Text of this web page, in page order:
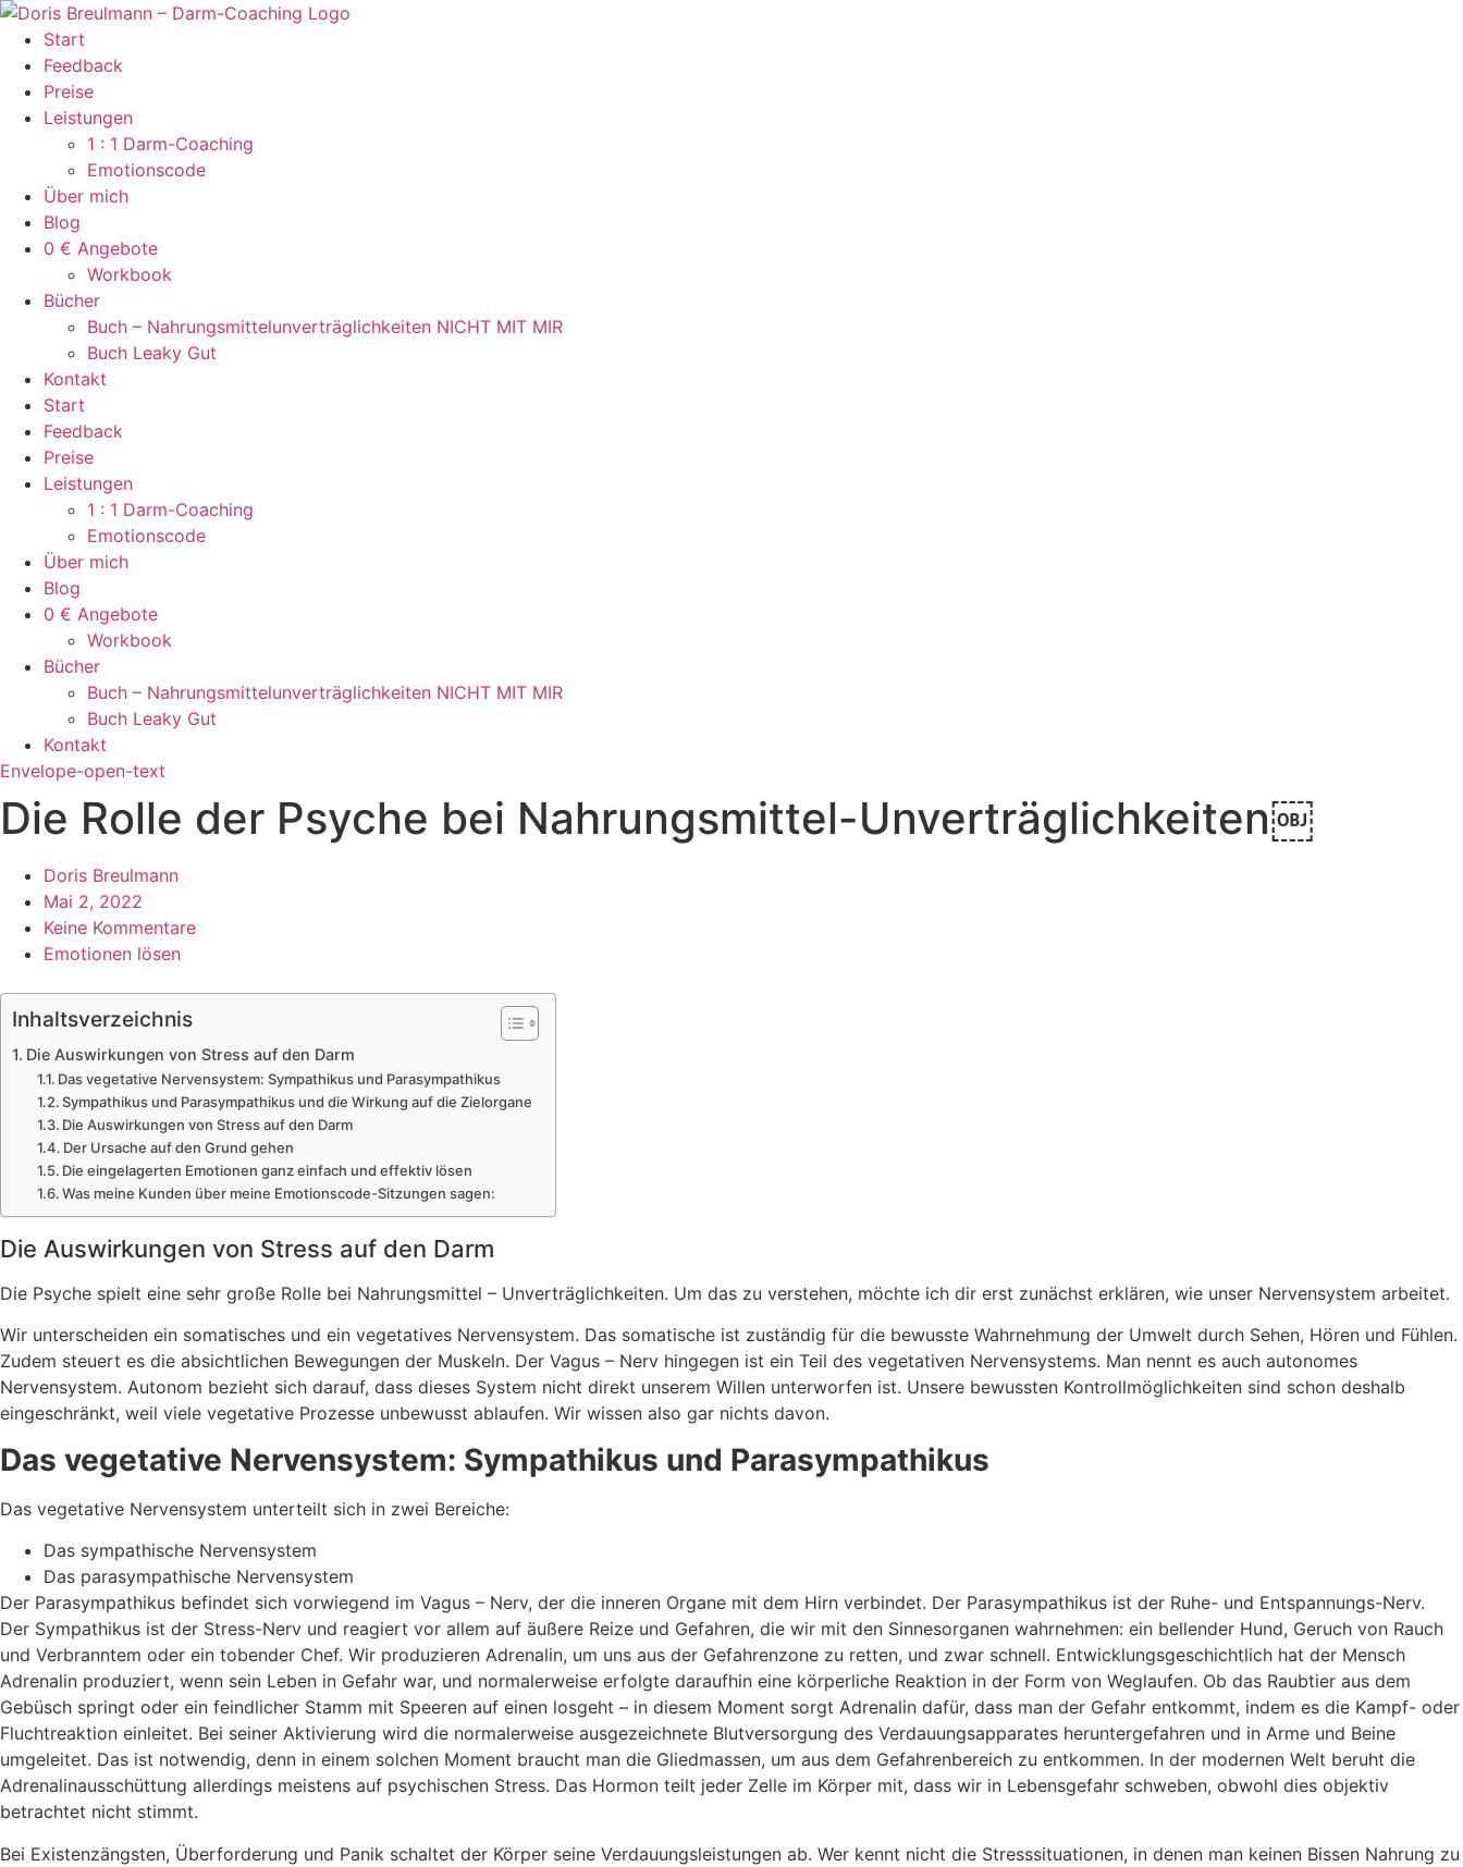
Zum
Inhalt
springen
Start
Feedback
Preise
Leistungen
1 : 1 Darm-Coaching
Emotionscode
Über mich
Blog
0 € Angebote
Workbook
Bücher
Buch – Nahrungsmittelunverträglichkeiten NICHT MIT MIR
Buch Leaky Gut
Kontakt
Start
Feedback
Preise
Leistungen
1 : 1 Darm-Coaching
Emotionscode
Über mich
Blog
0 € Angebote
Workbook
Bücher
Buch – Nahrungsmittelunverträglichkeiten NICHT MIT MIR
Buch Leaky Gut
Kontakt
Envelope-open-text
Die Rolle der Psyche bei Nahrungsmittel-Unverträglichkeiten￼
Doris Breulmann
Mai 2, 2022
Keine Kommentare
Emotionen lösen
Inhaltsverzeichnis
Die Auswirkungen von Stress auf den Darm
Das vegetative Nervensystem: Sympathikus und Parasympathikus
Sympathikus und Parasympathikus und die Wirkung auf die Zielorgane
Die Auswirkungen von Stress auf den Darm
Der Ursache auf den Grund gehen
Die eingelagerten Emotionen ganz einfach und effektiv lösen
Was meine Kunden über meine Emotionscode-Sitzungen sagen:
Die Auswirkungen von Stress auf den Darm
Die Psyche spielt eine sehr große Rolle bei Nahrungsmittel – Unverträglichkeiten. Um das zu verstehen, möchte ich dir erst zunächst erklären, wie unser Nervensystem arbeitet.
Wir unterscheiden ein somatisches und ein vegetatives Nervensystem. Das somatische ist zuständig für die bewusste Wahrnehmung der Umwelt durch Sehen, Hören und Fühlen.
Zudem steuert es die absichtlichen Bewegungen der Muskeln. Der Vagus – Nerv hingegen ist ein Teil des vegetativen Nervensystems. Man nennt es auch autonomes
Nervensystem. Autonom bezieht sich darauf, dass dieses System nicht direkt unserem Willen unterworfen ist. Unsere bewussten Kontrollmöglichkeiten sind schon deshalb
eingeschränkt, weil viele vegetative Prozesse unbewusst ablaufen. Wir wissen also gar nichts davon.
Das vegetative Nervensystem: Sympathikus und Parasympathikus
Das vegetative Nervensystem unterteilt sich in zwei Bereiche:
Das sympathische Nervensystem
Das parasympathische Nervensystem
Der Parasympathikus befindet sich vorwiegend im Vagus – Nerv, der die inneren Organe mit dem Hirn verbindet. Der Parasympathikus ist der Ruhe- und Entspannungs-Nerv.
Der Sympathikus ist der Stress-Nerv und reagiert vor allem auf äußere Reize und Gefahren, die wir mit den Sinnesorganen wahrnehmen: ein bellender Hund, Geruch von Rauch
und Verbranntem oder ein tobender Chef. Wir produzieren Adrenalin, um uns aus der Gefahrenzone zu retten, und zwar schnell. Entwicklungsgeschichtlich hat der Mensch
Adrenalin produziert, wenn sein Leben in Gefahr war, und normalerweise erfolgte daraufhin eine körperliche Reaktion in der Form von Weglaufen. Ob das Raubtier aus dem
Gebüsch springt oder ein feindlicher Stamm mit Speeren auf einen losgeht – in diesem Moment sorgt Adrenalin dafür, dass man der Gefahr entkommt, indem es die Kampf- oder
Fluchtreaktion einleitet. Bei seiner Aktivierung wird die normalerweise ausgezeichnete Blutversorgung des Verdauungsapparates heruntergefahren und in Arme und Beine
umgeleitet. Das ist notwendig, denn in einem solchen Moment braucht man die Gliedmassen, um aus dem Gefahrenbereich zu entkommen. In der modernen Welt beruht die
Adrenalinausschüttung allerdings meistens auf psychischen Stress. Das Hormon teilt jeder Zelle im Körper mit, dass wir in Lebensgefahr schweben, obwohl dies objektiv
betrachtet nicht stimmt.
Bei Existenzängsten, Überforderung und Panik schaltet der Körper seine Verdauungsleistungen ab. Wer kennt nicht die Stresssituationen, in denen man keinen Bissen Nahrung zu